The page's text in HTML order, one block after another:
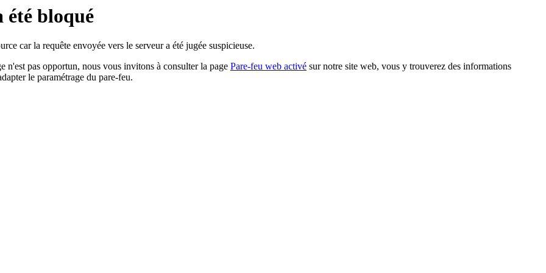
été bloqué
car la requête envoyée vers le serveur a été jugée suspicieuse.
n'est pas opportun, nous vous invitons à consulter la page Pare-feu web activé sur notre site web, vous y trouverez des informations
le paramétrage du pare-feu.